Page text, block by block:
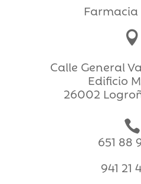
Farmacia

Calle General
Edificio
26002

651 88
941 21